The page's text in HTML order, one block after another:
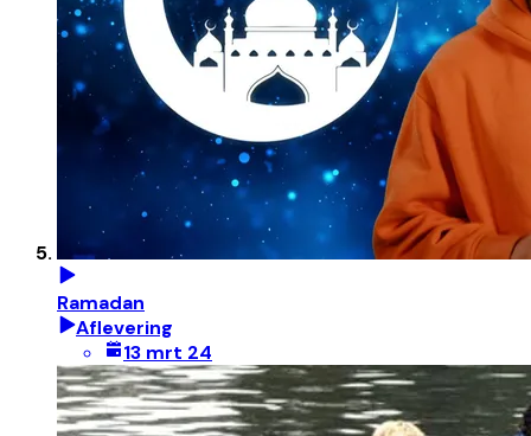
Ramadan
Aflevering
13 mrt 24